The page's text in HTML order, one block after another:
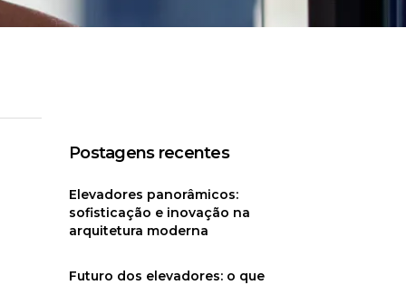
Postagens recentes
Elevadores panorâmicos:
sofisticação e inovação na
arquitetura moderna
Futuro dos elevadores: o que